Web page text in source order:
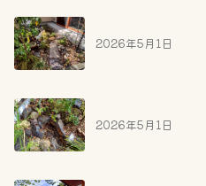
2026年5月1日
2026年5月1日